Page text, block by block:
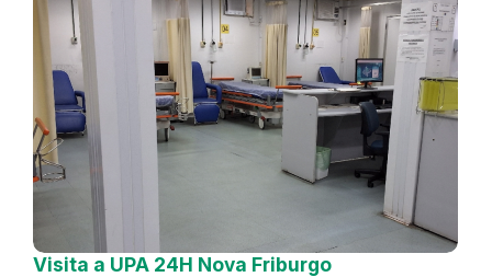
Visita a UPA 24H Nova Friburgo